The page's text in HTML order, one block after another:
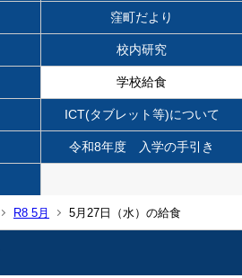
窪町だより
校内研究
学校給食
ICT(タブレット等)について
令和8年度 入学の手引き
R8 5月 5月27日（水）の給食